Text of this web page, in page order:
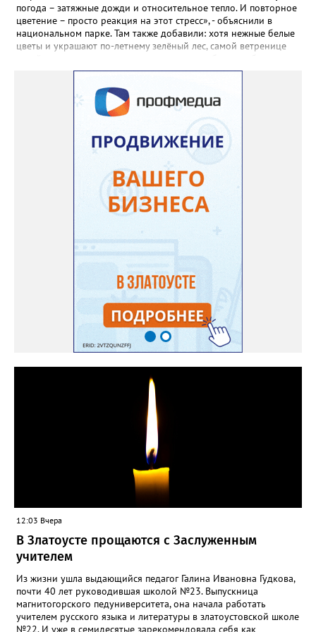
Екатерина рекомендует цветы убирать, чтобы силы куста
пошли на наращивание корневой системы. А со второго года
пусть лаванда цветёт во всю силу! Фото: Екатерина Бойко,
специально для «Златоуст.инфо». Обсуждение новости здесь
погода – затяжные дожди и относительное тепло. И повторное
цветение – просто реакция на этот стресс», - объяснили в
национальном парке. Там также добавили: хотя нежные белые
цветы и украшают по-летнему зелёный лес, самой ветренице
силы перед долгой зимовкой.
12:03 Вчера
В Златоусте прощаются с Заслуженным
учителем
Из жизни ушла выдающийся педагог Галина Ивановна Гудкова,
почти 40 лет руководившая школой №23. Выпускница
магнитогорского педуниверситета, она начала работать
учителем русского языка и литературы в златоустовской школе
№22. И уже в семидесятые зарекомендовала себя как